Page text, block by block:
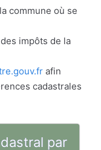
commune où se
impôts de la
afin
cadastrales
par